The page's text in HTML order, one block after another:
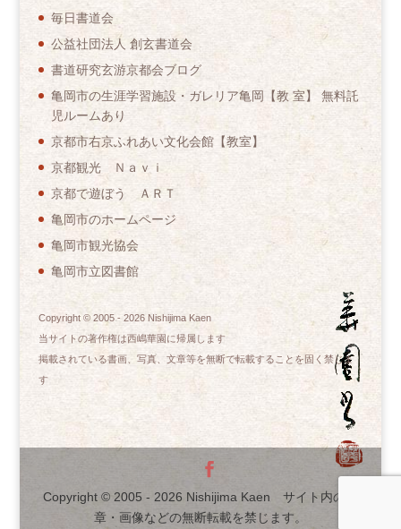
毎日書道会
公益社団法人 創玄書道会
書道研究玄游京都会ブログ
亀岡市の生涯学習施設・ガレリア亀岡【教 室】 無料託
児ルームあり
京都市右京ふれあい文化会館【教室】
京都観光 Ｎａｖｉ
京都で遊ぼう ＡＲＴ
亀岡市のホームページ
亀岡市観光協会
亀岡市立図書館
Copyright © 2005 - 2026Nishijima Kaen
当サイトの著作権は西嶋華園に帰属します
掲載されている書画、写真、文章等を無断で転載することを固く禁じま
す
Copyright © 2005 - 2026 Nishijima Kaen サイト内の文
章・画像などの無断転載を禁じます。